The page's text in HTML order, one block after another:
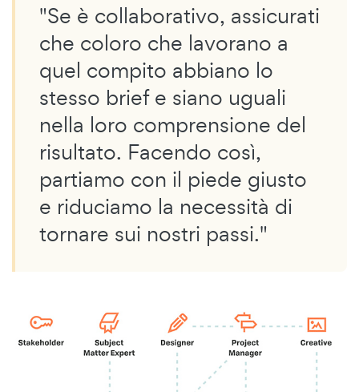
"Se è collaborativo, assicurati
che coloro che lavorano a
quel compito abbiano lo
stesso brief e siano uguali
nella loro comprensione del
risultato. Facendo così,
partiamo con il piede giusto
e riduciamo la necessità di
tornare sui nostri passi."